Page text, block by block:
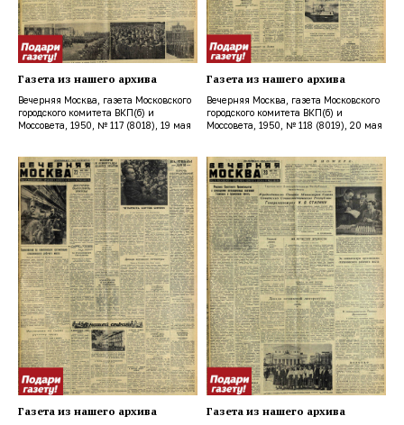
Газета из нашего архива
Вечерняя Москва, газета Московского
городского комитета ВКП(б) и
Моссовета, 1950, № 117 (8018), 19 мая
Газета из нашего архива
Вечерняя Москва, газета Московского
городского комитета ВКП(б) и
Моссовета, 1950, № 118 (8019), 20 мая
Газета из нашего архива Газета из нашего архива